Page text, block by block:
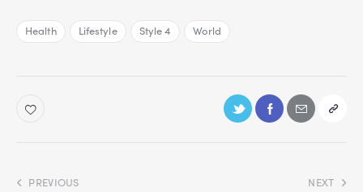
Health Lifestyle Style 4 World
PREVIOUS NEXT